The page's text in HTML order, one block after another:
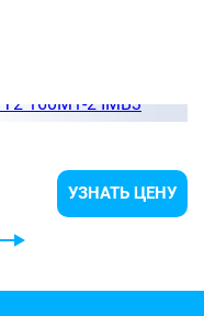
УЗНАТЬ ЦЕНУ